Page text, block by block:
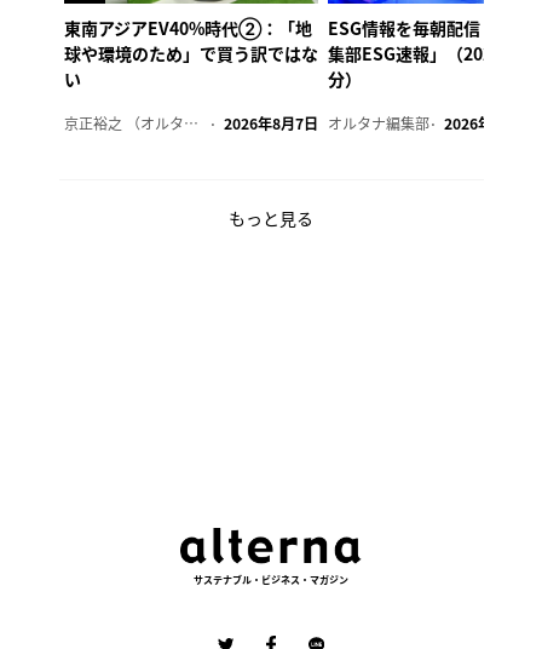
東南アジアEV40%時代②：「地
球や環境のため」で買う訳ではな
い
京正裕之 （オルタナ副編集長） 2026年8月7日
ESG情報を毎朝配信「オル
集部ESG速報」（2026年8
分）
オルタナ編集部 2026年8月7日
もっと見る
サステナブル・ビジネス・マガジン